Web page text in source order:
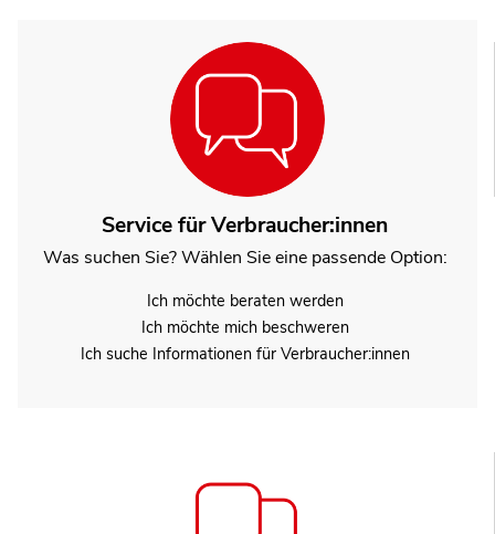
Service für Verbraucher:innen
Was suchen Sie? Wählen Sie eine passende Option:
Ich möchte beraten werden
Ich möchte mich beschweren
Ich suche Informationen für Verbraucher:innen